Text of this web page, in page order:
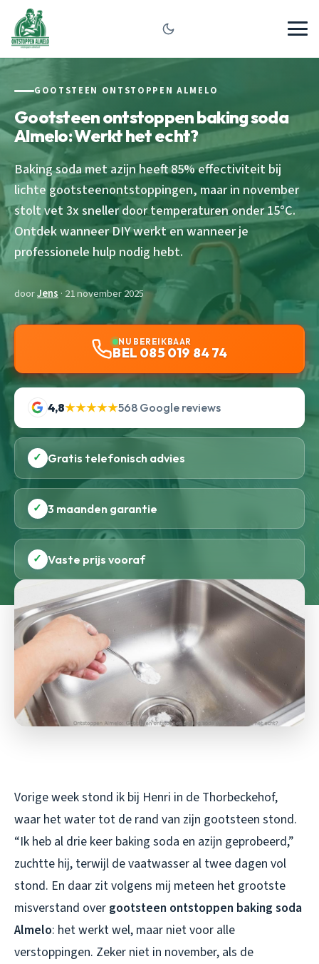
GOOTSTEEN ONTSTOPPEN ALMELO
Gootsteen ontstoppen baking soda
Almelo: Werkt het echt?
Baking soda met azijn heeft 85% effectiviteit bij
lichte gootsteenontstoppingen, maar in november
stolt vet 3x sneller door temperaturen onder 15°C.
Ontdek wanneer DIY werkt en wanneer je
professionele hulp nodig hebt.
doorJens · 21 november 2025
NU BEREIKBAAR
BEL 085 019 84 74
4,8★★★★★568 Google reviews
✓ Gratis telefonisch advies
✓ 3 maanden garantie
✓ Vaste prijs vooraf
Vorige week stond ik bij Henri in de Thorbeckehof,
waar het water tot de rand van zijn gootsteen stond.
“Ik heb al drie keer baking soda en azijn geprobeerd,”
zuchtte hij, terwijl de vaatwasser al twee dagen vol
stond. En daar zit volgens mij meteen het grootste
misverstand over gootsteen ontstoppen baking soda
Almelo: het werkt wel, maar niet voor alle
verstoppingen. Zeker niet in november, als de